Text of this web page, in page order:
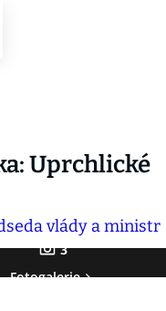
Uprchlické
3
Fotogalerie